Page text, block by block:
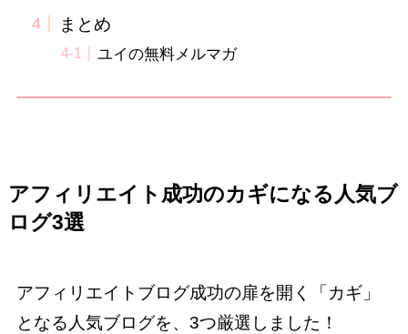
まとめ
ユイの無料メルマガ
アフィリエイト成功のカギになる人気ブ
ログ3選
アフィリエイトブログ成功の扉を開く「カギ」
となる人気ブログを、3つ厳選しました！